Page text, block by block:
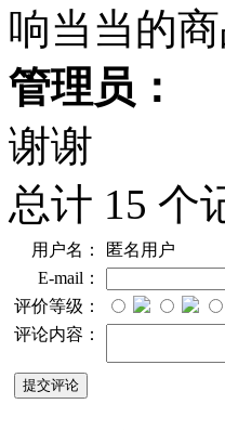
响当当的
管理员：
谢谢
总计 15 个
用户名：
匿名用户
E-mail：
评价等级：
评论内容：